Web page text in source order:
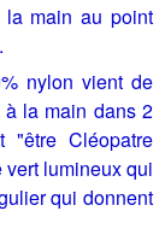
la main au point
nylon vient de
la main dans 2
Cléopatre
lumineux qui
qui donnent